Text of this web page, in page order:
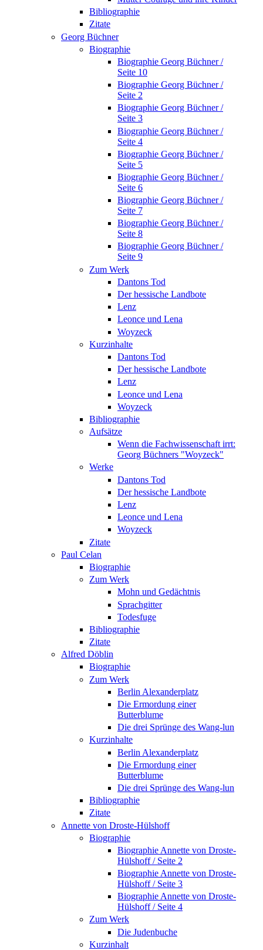
Bibliographie
Zitate
Georg Büchner
Biographie
Biographie Georg Büchner /
Seite 10
Biographie Georg Büchner /
Seite 2
Biographie Georg Büchner /
Seite 3
Biographie Georg Büchner /
Seite 4
Biographie Georg Büchner /
Seite 5
Biographie Georg Büchner /
Seite 6
Biographie Georg Büchner /
Seite 7
Biographie Georg Büchner /
Seite 8
Biographie Georg Büchner /
Seite 9
Zum Werk
Dantons Tod
Der hessische Landbote
Lenz
Leonce und Lena
Woyzeck
Kurzinhalte
Dantons Tod
Der hessische Landbote
Lenz
Leonce und Lena
Woyzeck
Bibliographie
Aufsätze
Wenn die Fachwissenschaft irrt:
Georg Büchners "Woyzeck"
Werke
Dantons Tod
Der hessische Landbote
Lenz
Leonce und Lena
Woyzeck
Zitate
Paul Celan
Biographie
Zum Werk
Mohn und Gedächtnis
Sprachgitter
Todesfuge
Bibliographie
Zitate
Alfred Döblin
Biographie
Zum Werk
Berlin Alexanderplatz
Die Ermordung einer
Butterblume
Die drei Sprünge des Wang-lun
Kurzinhalte
Berlin Alexanderplatz
Die Ermordung einer
Butterblume
Die drei Sprünge des Wang-lun
Bibliographie
Zitate
Annette von Droste-Hülshoff
Biographie
Biographie Annette von Droste-
Hülshoff / Seite 2
Biographie Annette von Droste-
Hülshoff / Seite 3
Biographie Annette von Droste-
Hülshoff / Seite 4
Zum Werk
Die Judenbuche
Kurzinhalt